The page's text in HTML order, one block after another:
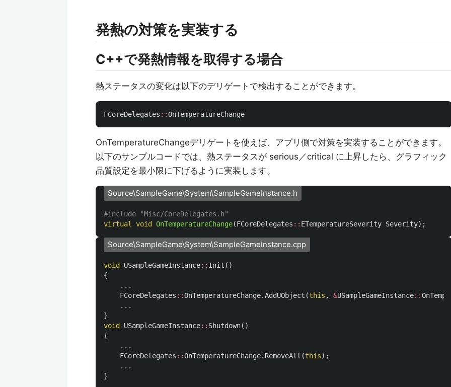
発熱の対策を実装する
C++で発熱情報を取得する場合
熱ステータスの変化は以下のデリゲートで検出することができます。
FCoreDelegates ::OnTemperatureChange
OnTemperatureChangeデリゲートを使えば、アプリ側で対策を実装することができます。
以下のサンプルコードでは、熱ステータスが serious／critical に上昇したら、グラフィック
品質設定を最小限に下げるように実装します。
Source\SampleGame\System\SampleGameInstance.h
#include
"Misc/CoreDelegates.h"
virtual
void OnTemperatureChange(FCoreDelegates :: ETemperatureSeverity Severity);
Source\SampleGame\System\SampleGameInstance.cpp
void USampleGameInstance:: Init ()
{
...
FCoreDelegates ::OnTemperatureChange.AddUObject (this , &USampleGameInstance::
...
}
void
USampleGameInstance:: Shutdown()
{
...
FCoreDelegates ::OnTemperatureChange. RemoveAll (this);
...
}